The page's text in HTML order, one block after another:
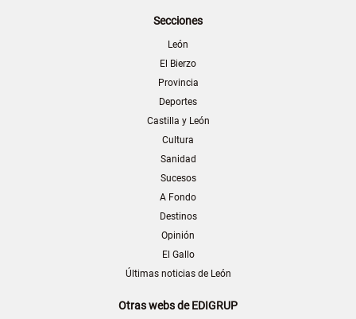
Secciones
León
El Bierzo
Provincia
Deportes
Castilla y León
Cultura
Sanidad
Sucesos
A Fondo
Destinos
Opinión
El Gallo
Últimas noticias de León
Otras webs de EDIGRUP